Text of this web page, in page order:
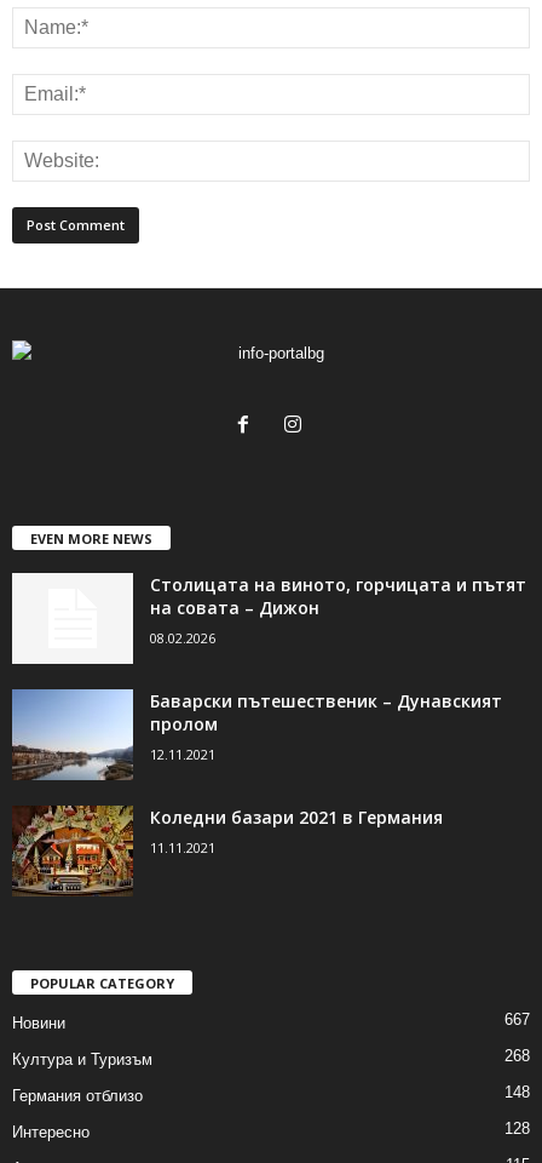
EVEN MORE NEWS
Столицата на виното, горчицата и пътят
на совата – Дижон
08.02.2026
Баварски пътешественик – Дунавският
пролом
12.11.2021
Коледни базари 2021 в Германия
11.11.2021
POPULAR CATEGORY
Новини 667
Култура и Туризъм 268
Германия отблизо 148
Интересно 128